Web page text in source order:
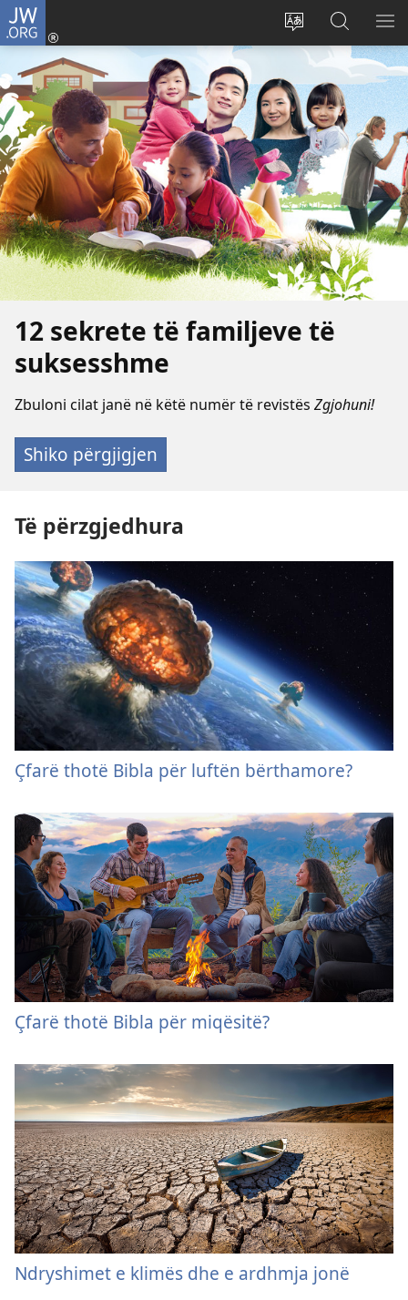
JW.ORG
Ndrysho
gjuhën
sitit
Hyr
me
identifikim
(hap
dritare
të
re)
Kërko
në
JW.ORG
12 sekrete të familjeve të
suksesshme
Zbuloni cilat janë në këtë numër të revistës Zgjohuni!
Shiko përgjigjen
Të përzgjedhura
Çfarë thotë Bibla për luftën bërthamore?
Çfarë thotë Bibla për miqësitë?
Ndryshimet e klimës dhe e ardhmja jonë